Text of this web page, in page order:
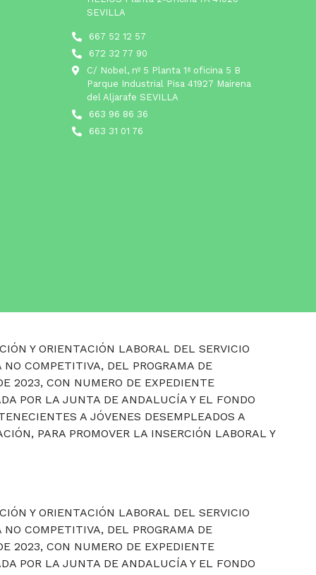
SEVILLA
667 52 12 57
672 32 77 90
C/ Nobel, nº 5 Planta 1ª oficina 5 B
Parque Industrial Pisa 41927 Mairena
del Aljarafe SEVILLA
663 96 86 36
663 31 01 76
Y ORIENTACIÓN LABORAL DEL SERVICIO
COMPETITIVA, DEL PROGRAMA DE
2023, CON NUMERO DE EXPEDIENTE
POR LA JUNTA DE ANDALUCÍA Y EL FONDO
A JÓVENES DESEMPLEADOS A
PARA PROMOVER LA INSERCIÓN LABORAL Y
Y ORIENTACIÓN LABORAL DEL SERVICIO
COMPETITIVA, DEL PROGRAMA DE
2023, CON NUMERO DE EXPEDIENTE
POR LA JUNTA DE ANDALUCÍA Y EL FONDO